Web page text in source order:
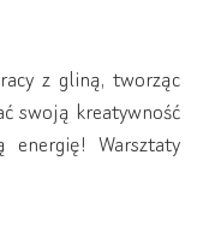
z gliną, tworząc
swoją kreatywność
energię! Warsztaty